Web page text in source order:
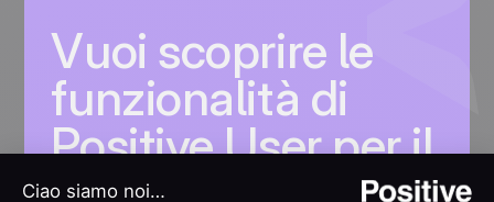
Vuoi scoprire le
funzionalità di
Positive User per il